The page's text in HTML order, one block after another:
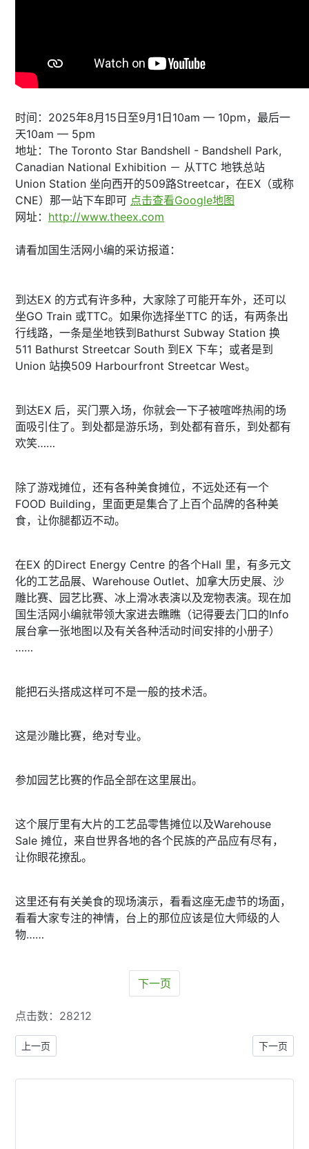
时间：2025年8月15日至9月1日10am — 10pm，最后一
天10am — 5pm
地址：The Toronto Star Bandshell - Bandshell Park,
Canadian National Exhibition － 从TTC 地铁总站
Union Station 坐向西开的509路Streetcar，在EX（或称
CNE）那一站下车即可 点击查看Google地图
网址： http://www.theex.com
请看加国生活网小编的采访报道：
到达EX 的方式有许多种，大家除了可能开车外，还可以
坐GO Train 或TTC。如果你选择坐TTC 的话，有两条出
行线路，一条是坐地铁到Bathurst Subway Station 换
511 Bathurst Streetcar South 到EX 下车；或者是到
Union 站换509 Harbourfront Streetcar West。
到达EX 后，买门票入场，你就会一下子被喧哗热闹的场
面吸引住了。到处都是游乐场，到处都有音乐，到处都有
欢笑……
除了游戏摊位，还有各种美食摊位，不远处还有一个
FOOD Building，里面更是集合了上百个品牌的各种美
食，让你腿都迈不动。
在EX 的Direct Energy Centre 的各个Hall 里，有多元文
化的工艺品展、Warehouse Outlet、加拿大历史展、沙
雕比赛、园艺比赛、冰上滑冰表演以及宠物表演。现在加
国生活网小编就带领大家进去瞧瞧（记得要去门口的Info
展台拿一张地图以及有关各种活动时间安排的小册子）
……
能把石头搭成这样可不是一般的技术活。
这是沙雕比赛，绝对专业。
参加园艺比赛的作品全部在这里展出。
这个展厅里有大片的工艺品零售摊位以及Warehouse
Sale 摊位，来自世界各地的各个民族的产品应有尽有，
让你眼花撩乱。
这里还有有关美食的现场演示，看看这座无虚节的场面，
看看大家专注的神情，台上的那位应该是位大师级的人
物……
下一页
点击数：28212
上一篇文章: 手持加拿大护照游世界之欧洲英国伦敦篇（中）
上一页 下一篇文
下一页